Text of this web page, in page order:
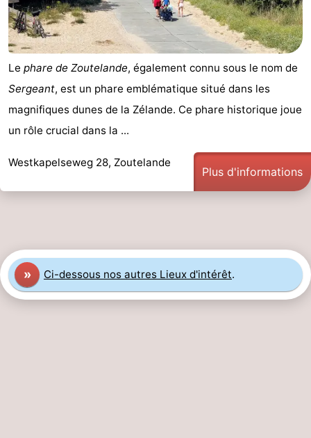
Le phare de Zoutelande, également connu sous le nom de
Sergeant, est un phare emblématique situé dans les
magnifiques dunes de la Zélande. Ce phare historique joue
un rôle crucial dans la ...
Westkapelseweg 28, Zoutelande
Plus d'informations
» Ci-dessous nos autres Lieux d'intérêt.